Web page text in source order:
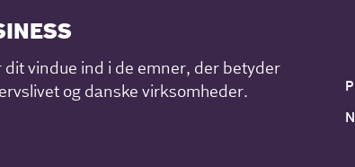
dit vindue ind i de emner, der betyder
og danske virksomheder.